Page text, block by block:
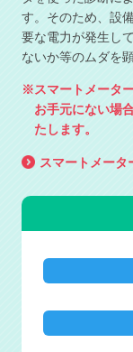
す。 そのため、設
要な電力が発生し
ないか等のムダを
※スマートメータ
お手元にない場
たします。
スマートメータ